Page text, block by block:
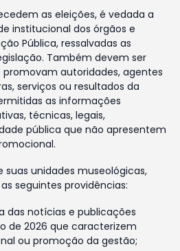
as eleições, é vedada a
institucional dos órgãos e
Pública, ressalvadas as
Também devem ser
autoridades, agentes
serviços ou resultados da
as informações
técnicas, legais,
pública que não apresentem
suas unidades museológicas,
seguintes providências:
das notícias e publicações
de 2026 que caracterizem
ou promoção da gestão;